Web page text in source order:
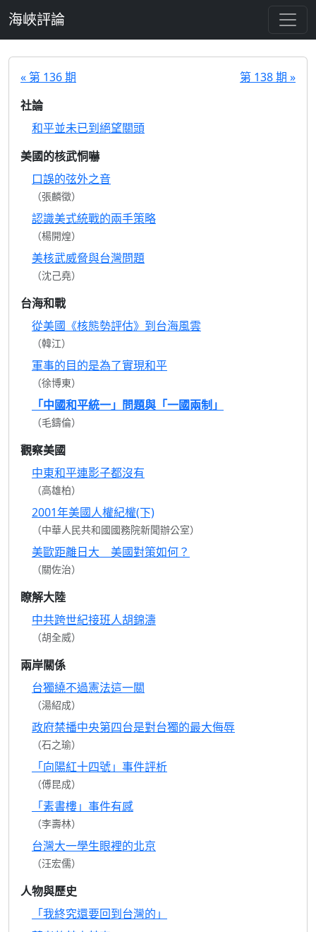
海峽評論
« 第 136 期
第 138 期 »
社論
和平並未已到絕望關頭
美國的核武恫嚇
口誤的弦外之音
（張麟徵）
認識美式統戰的兩手策略
（楊開煌）
美核武威脅與台灣問題
（沈己堯）
台海和戰
從美國《核態勢評估》到台海風雲
（韓江）
軍事的目的是為了實現和平
（徐博東）
「中國和平統一」問題與「一國兩制」
（毛鑄倫）
觀察美國
中東和平連影子都沒有
（高雄柏）
2001年美國人權紀權(下)
（中華人民共和國國務院新聞辦公室）
美歐距離日大 美國對策如何？
（關佐治）
瞭解大陸
中共跨世紀接班人胡錦濤
（胡全威）
兩岸關係
台獨繞不過憲法這一關
（湯紹成）
政府禁播中央第四台是對台獨的最大侮辱
（石之瑜）
「向陽紅十四號」事件評析
（傅昆成）
「素書樓」事件有感
（李壽林）
台灣大一學生眼裡的北京
（汪宏儒）
人物與歷史
「我終究還要回到台灣的」